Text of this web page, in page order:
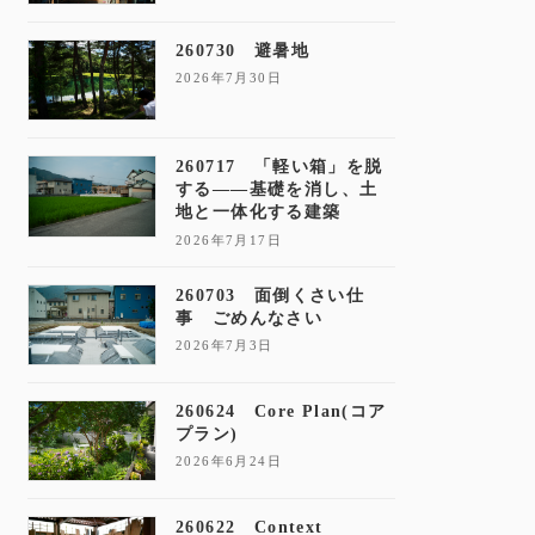
260730 避暑地
2026年7月30日
260717 「軽い箱」を脱
する——基礎を消し、土
地と一体化する建築
2026年7月17日
260703 面倒くさい仕
事 ごめんなさい
2026年7月3日
260624 Core Plan(コア
プラン)
2026年6月24日
260622 Context